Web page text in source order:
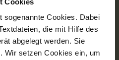
sogenannte Cookies. Dabei
die mit Hilfe des
abgelegt werden. Sie
Wir setzen Cookies ein, um
2026